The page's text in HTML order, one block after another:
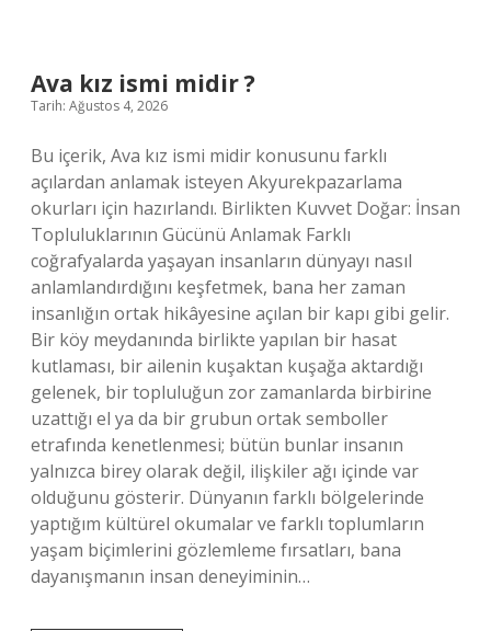
Ava kız ismi midir ?
Tarih: Ağustos 4, 2026
Bu içerik, Ava kız ismi midir konusunu farklı
açılardan anlamak isteyen Akyurekpazarlama
okurları için hazırlandı. Birlikten Kuvvet Doğar: İnsan
Topluluklarının Gücünü Anlamak Farklı
coğrafyalarda yaşayan insanların dünyayı nasıl
anlamlandırdığını keşfetmek, bana her zaman
insanlığın ortak hikâyesine açılan bir kapı gibi gelir.
Bir köy meydanında birlikte yapılan bir hasat
kutlaması, bir ailenin kuşaktan kuşağa aktardığı
gelenek, bir topluluğun zor zamanlarda birbirine
uzattığı el ya da bir grubun ortak semboller
etrafında kenetlenmesi; bütün bunlar insanın
yalnızca birey olarak değil, ilişkiler ağı içinde var
olduğunu gösterir. Dünyanın farklı bölgelerinde
yaptığım kültürel okumalar ve farklı toplumların
yaşam biçimlerini gözlemleme fırsatları, bana
dayanışmanın insan deneyiminin…